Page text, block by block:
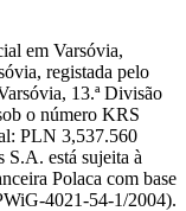
em Varsóvia,
registada pelo
13.ª Divisão
o número KRS
PLN 3,537.560
está sujeita à
Polaca com base
4021-54-1/2004).